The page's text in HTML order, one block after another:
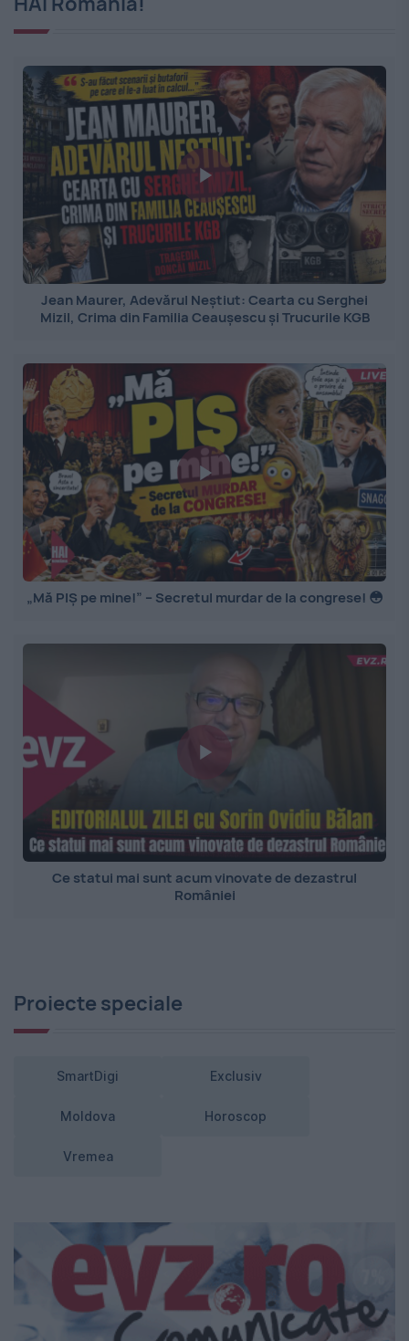
Jean Maurer, Adevărul Neștiut: Cearta cu Serghei
Mizil, Crima din Familia Ceaușescu și Trucurile KGB
„Mă PIȘ pe mine!” – Secretul murdar de la congrese! 😳
Ce statui mai sunt acum vinovate de dezastrul
României
Proiecte speciale
SmartDigi Exclusiv
Moldova Horoscop
Vremea